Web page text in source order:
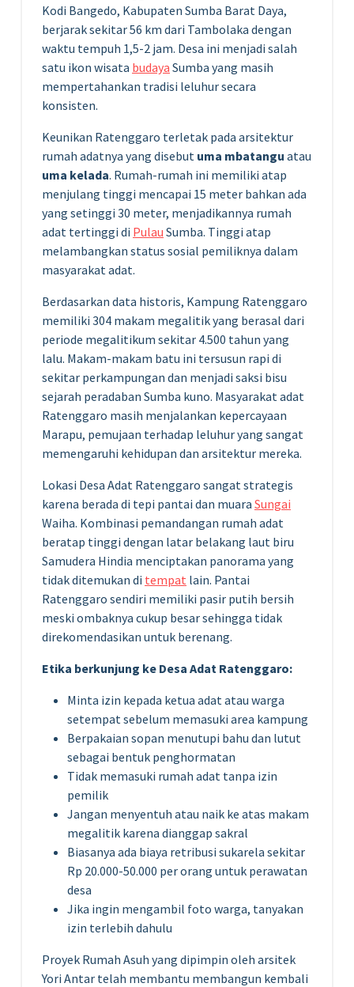
Kodi Bangedo, Kabupaten Sumba Barat Daya,
berjarak sekitar 56 km dari Tambolaka dengan
waktu tempuh 1,5-2 jam. Desa ini menjadi salah
satu ikon wisata budaya Sumba yang masih
mempertahankan tradisi leluhur secara
konsisten.
Keunikan Ratenggaro terletak pada arsitektur
rumah adatnya yang disebut uma mbatangu atau
uma kelada. Rumah-rumah ini memiliki atap
menjulang tinggi mencapai 15 meter bahkan ada
yang setinggi 30 meter, menjadikannya rumah
adat tertinggi di Pulau Sumba. Tinggi atap
melambangkan status sosial pemiliknya dalam
masyarakat adat.
Berdasarkan data historis, Kampung Ratenggaro
memiliki 304 makam megalitik yang berasal dari
periode megalitikum sekitar 4.500 tahun yang
lalu. Makam-makam batu ini tersusun rapi di
sekitar perkampungan dan menjadi saksi bisu
sejarah peradaban Sumba kuno. Masyarakat adat
Ratenggaro masih menjalankan kepercayaan
Marapu, pemujaan terhadap leluhur yang sangat
memengaruhi kehidupan dan arsitektur mereka.
Lokasi Desa Adat Ratenggaro sangat strategis
karena berada di tepi pantai dan muara Sungai
Waiha. Kombinasi pemandangan rumah adat
beratap tinggi dengan latar belakang laut biru
Samudera Hindia menciptakan panorama yang
tidak ditemukan di tempat lain. Pantai
Ratenggaro sendiri memiliki pasir putih bersih
meski ombaknya cukup besar sehingga tidak
direkomendasikan untuk berenang.
Etika berkunjung ke Desa Adat Ratenggaro:
Minta izin kepada ketua adat atau warga
setempat sebelum memasuki area kampung
Berpakaian sopan menutupi bahu dan lutut
sebagai bentuk penghormatan
Tidak memasuki rumah adat tanpa izin
pemilik
Jangan menyentuh atau naik ke atas makam
megalitik karena dianggap sakral
Biasanya ada biaya retribusi sukarela sekitar
Rp 20.000-50.000 per orang untuk perawatan
desa
Jika ingin mengambil foto warga, tanyakan
izin terlebih dahulu
Proyek Rumah Asuh yang dipimpin oleh arsitek
Yori Antar telah membantu membangun kembali